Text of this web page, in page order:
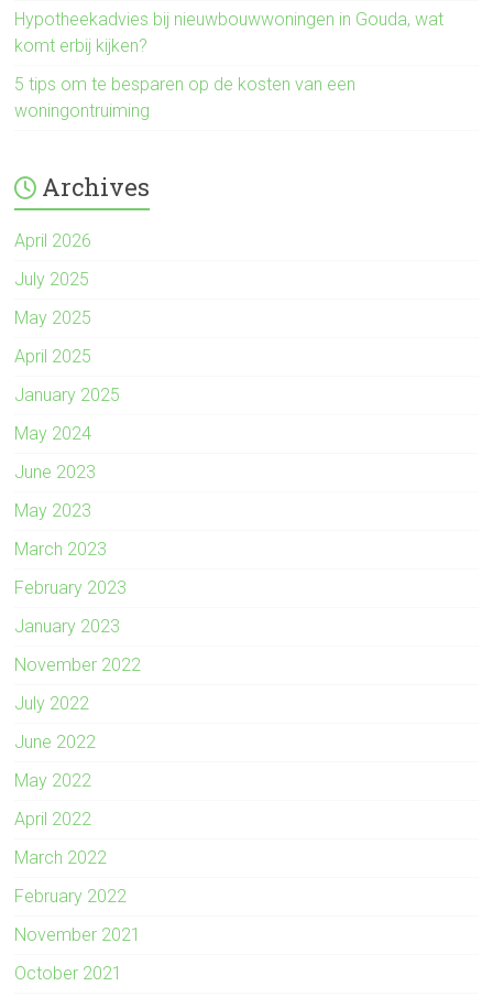
Hypotheekadvies bij nieuwbouwwoningen in Gouda, wat
komt erbij kijken?
5 tips om te besparen op de kosten van een
woningontruiming
Archives
April 2026
July 2025
May 2025
April 2025
January 2025
May 2024
June 2023
May 2023
March 2023
February 2023
January 2023
November 2022
July 2022
June 2022
May 2022
April 2022
March 2022
February 2022
November 2021
October 2021